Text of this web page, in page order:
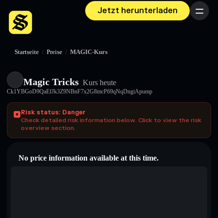
Jetzt herunterladen Menü
Startseite / Preise / MAGIC-Kurs
Magic Tricks Kurs heute
Ck1YBGoD9QaEfJk3Z9NBnF7x2G8mcP69qNqDngiApump
Risk status: Danger
Check detailed risk information below. Click to view the risk
overview section.
No price information available at this time.